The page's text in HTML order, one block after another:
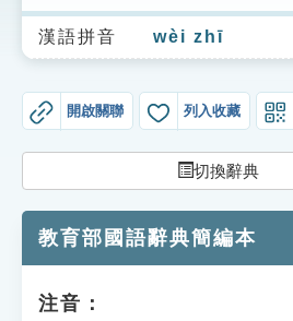
生字詞彙表
成語故事
索引選單
單字索引
漢語拼音 wèi zhī
開啟關聯 列入收藏
切換辭典
教育部國語辭典簡編本
注音：